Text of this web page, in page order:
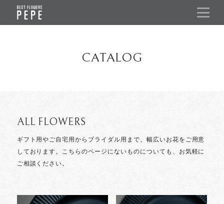
CATALOG
ALL FLOWERS
ギフト用やご自宅用からブライダル用まで、幅広いお花をご用意
しております。 こちらのページにないものについても、お気軽に
ご相談ください。